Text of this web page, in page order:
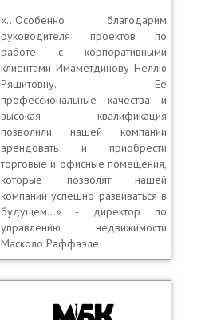
«…Особенно благодарим
руководителя проектов по
работе с корпоративными
клиентами Имаметдинову Неллю
Ряшитовну. Ее
профессиональные качества и
высокая квалификация
позволили нашей компании
арендовать и приобрести
торговые и офисные помещения,
которые позволят нашей
компании успешно развиваться в
будущем...» - директор по
управлению недвижимости
Масколо Раффаэле